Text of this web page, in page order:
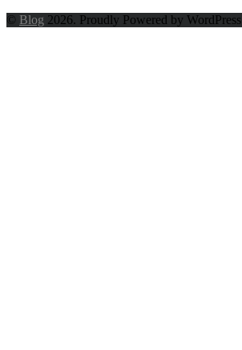
© Blog 2026. Proudly Powered by WordPress